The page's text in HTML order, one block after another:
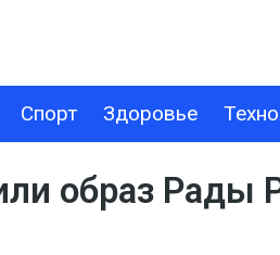
Спорт Здоровье
ТЕХНОЛОГИИ
образ Рады